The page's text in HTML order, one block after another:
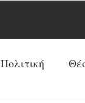
Πολιτική